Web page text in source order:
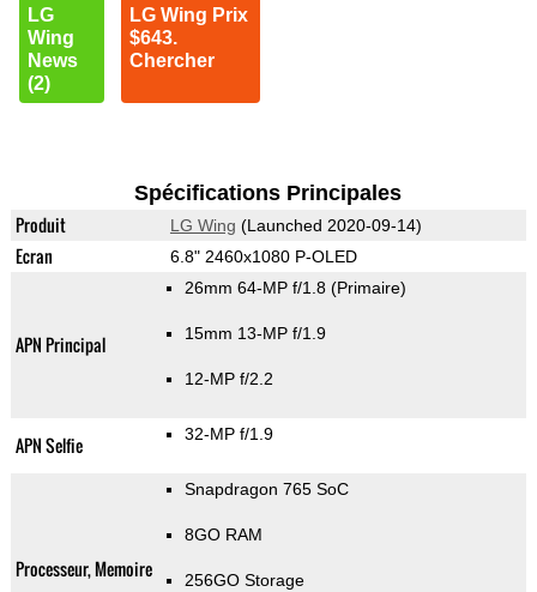
LG
Wing
News
(2)
LG Wing Prix
$643.
Chercher
Spécifications Principales
Produit LG Wing (Launched 2020-09-14)
Ecran 6.8" 2460x1080 P-OLED
APN Principal
26mm 64-MP f/1.8 (Primaire)
15mm 13-MP f/1.9
12-MP f/2.2
APN Selfie 32-MP f/1.9
Processeur, Memoire
Snapdragon 765 SoC
8GO RAM
256GO Storage